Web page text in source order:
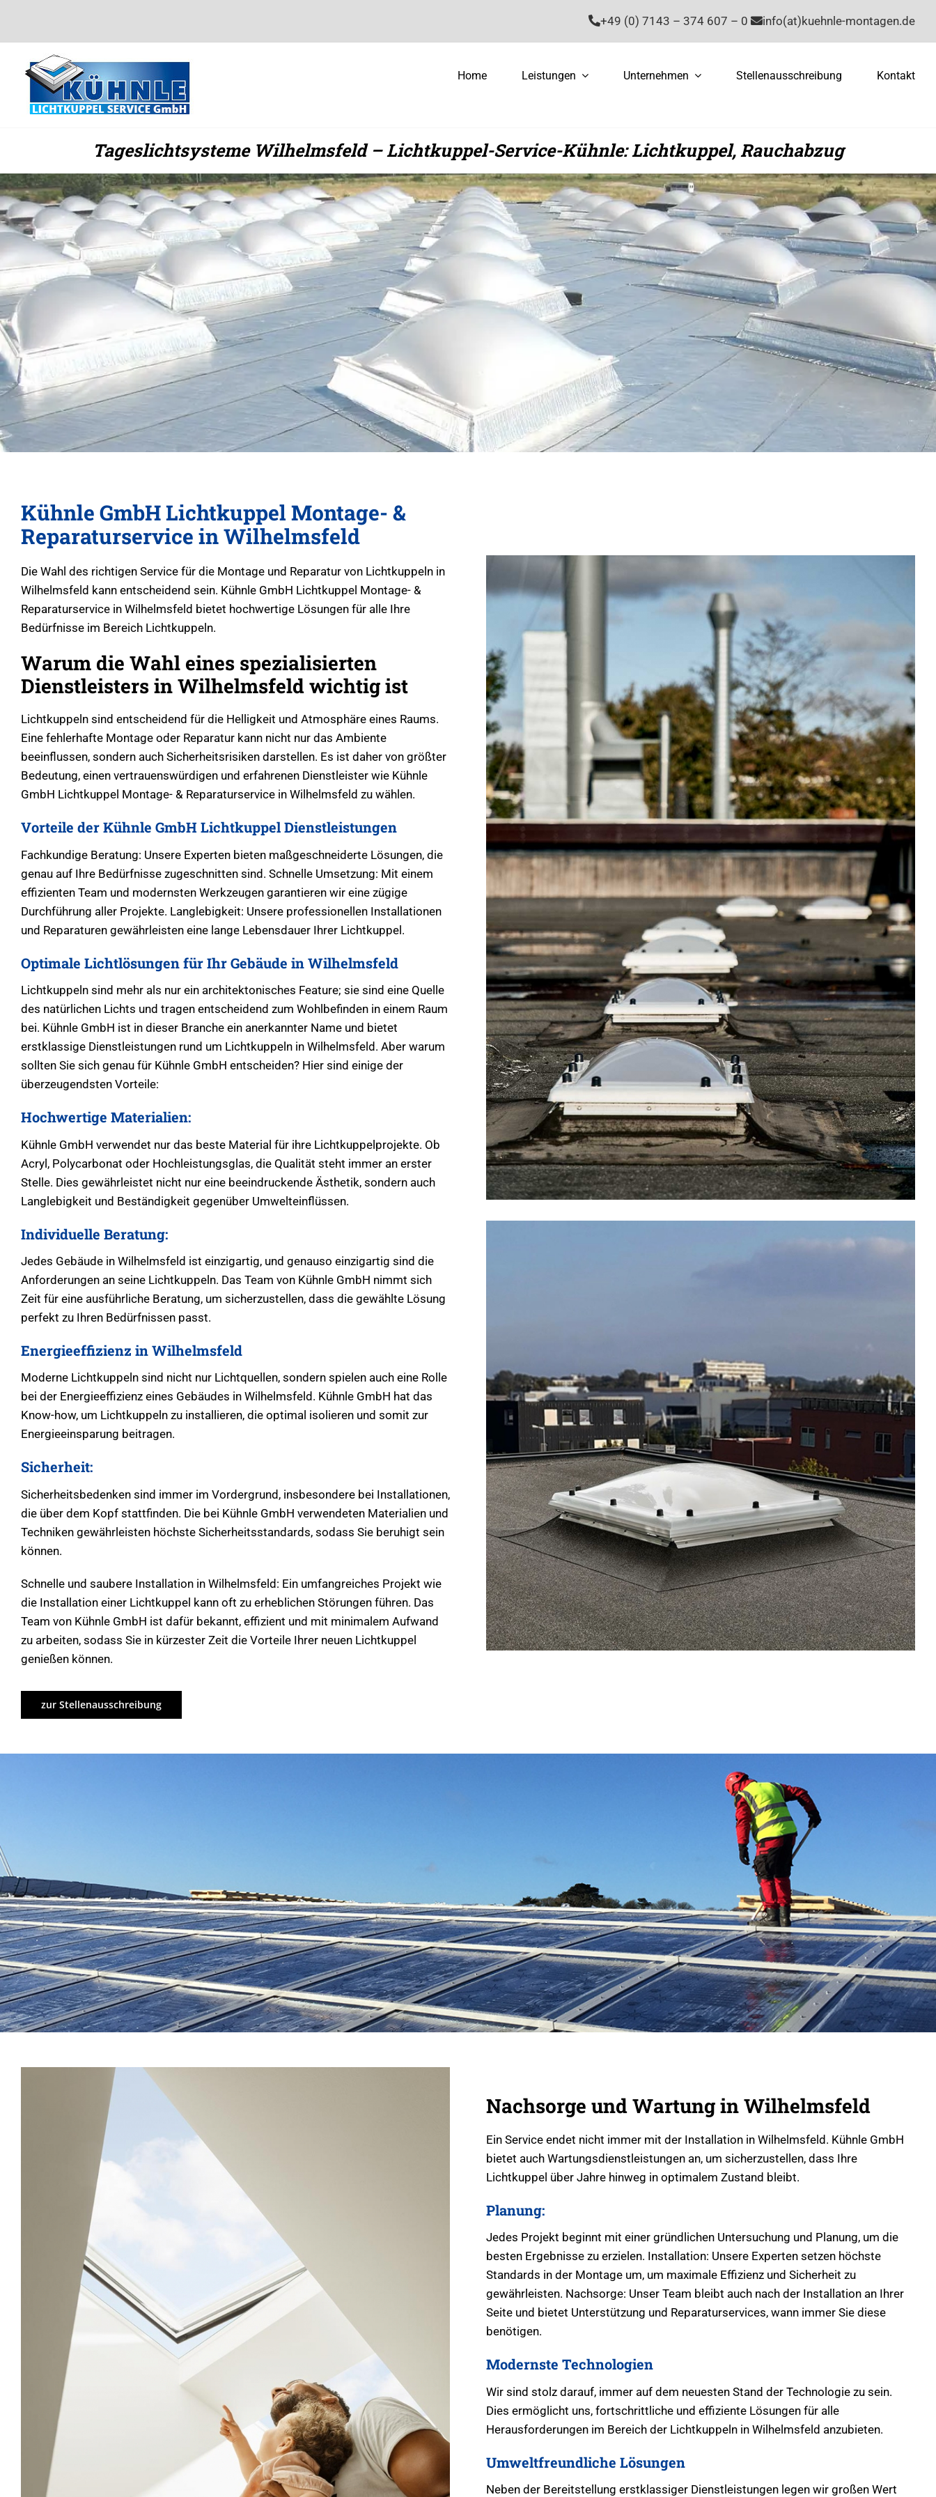
springen
+49 (0) 7143 – 374 607 – 0 info(at)kuehnle-montagen.de
Home Leistungen Unternehmen Stellenausschreibung Kontakt
Tageslichtsysteme Wilhelmsfeld – Lichtkuppel-Service-Kühnle: Lichtkuppel, Rauchabzug
Kühnle GmbH Lichtkuppel Montage- &
Reparaturservice in Wilhelmsfeld
Die Wahl des richtigen Service für die Montage und Reparatur von Lichtkuppeln in
Wilhelmsfeld kann entscheidend sein. Kühnle GmbH Lichtkuppel Montage- &
Reparaturservice in Wilhelmsfeld bietet hochwertige Lösungen für alle Ihre
Bedürfnisse im Bereich Lichtkuppeln.
Warum die Wahl eines spezialisierten
Dienstleisters in Wilhelmsfeld wichtig ist
Lichtkuppeln sind entscheidend für die Helligkeit und Atmosphäre eines Raums.
Eine fehlerhafte Montage oder Reparatur kann nicht nur das Ambiente
beeinflussen, sondern auch Sicherheitsrisiken darstellen. Es ist daher von größter
Bedeutung, einen vertrauenswürdigen und erfahrenen Dienstleister wie Kühnle
GmbH Lichtkuppel Montage- & Reparaturservice in Wilhelmsfeld zu wählen.
Vorteile der Kühnle GmbH Lichtkuppel Dienstleistungen
Fachkundige Beratung: Unsere Experten bieten maßgeschneiderte Lösungen, die
genau auf Ihre Bedürfnisse zugeschnitten sind. Schnelle Umsetzung: Mit einem
effizienten Team und modernsten Werkzeugen garantieren wir eine zügige
Durchführung aller Projekte. Langlebigkeit: Unsere professionellen Installationen
und Reparaturen gewährleisten eine lange Lebensdauer Ihrer Lichtkuppel.
Optimale Lichtlösungen für Ihr Gebäude in Wilhelmsfeld
Lichtkuppeln sind mehr als nur ein architektonisches Feature; sie sind eine Quelle
des natürlichen Lichts und tragen entscheidend zum Wohlbefinden in einem Raum
bei. Kühnle GmbH ist in dieser Branche ein anerkannter Name und bietet
erstklassige Dienstleistungen rund um Lichtkuppeln in Wilhelmsfeld. Aber warum
sollten Sie sich genau für Kühnle GmbH entscheiden? Hier sind einige der
überzeugendsten Vorteile:
Hochwertige Materialien:
Kühnle GmbH verwendet nur das beste Material für ihre Lichtkuppelprojekte. Ob
Acryl, Polycarbonat oder Hochleistungsglas, die Qualität steht immer an erster
Stelle. Dies gewährleistet nicht nur eine beeindruckende Ästhetik, sondern auch
Langlebigkeit und Beständigkeit gegenüber Umwelteinflüssen.
Individuelle Beratung:
Jedes Gebäude in Wilhelmsfeld ist einzigartig, und genauso einzigartig sind die
Anforderungen an seine Lichtkuppeln. Das Team von Kühnle GmbH nimmt sich
Zeit für eine ausführliche Beratung, um sicherzustellen, dass die gewählte Lösung
perfekt zu Ihren Bedürfnissen passt.
Energieeffizienz in Wilhelmsfeld
Moderne Lichtkuppeln sind nicht nur Lichtquellen, sondern spielen auch eine Rolle
bei der Energieeffizienz eines Gebäudes in Wilhelmsfeld. Kühnle GmbH hat das
Know-how, um Lichtkuppeln zu installieren, die optimal isolieren und somit zur
Energieeinsparung beitragen.
Sicherheit:
Sicherheitsbedenken sind immer im Vordergrund, insbesondere bei Installationen,
die über dem Kopf stattfinden. Die bei Kühnle GmbH verwendeten Materialien und
Techniken gewährleisten höchste Sicherheitsstandards, sodass Sie beruhigt sein
können.
Schnelle und saubere Installation in Wilhelmsfeld: Ein umfangreiches Projekt wie
die Installation einer Lichtkuppel kann oft zu erheblichen Störungen führen. Das
Team von Kühnle GmbH ist dafür bekannt, effizient und mit minimalem Aufwand
zu arbeiten, sodass Sie in kürzester Zeit die Vorteile Ihrer neuen Lichtkuppel
genießen können.
zur Stellenausschreibung
Nachsorge und Wartung in Wilhelmsfeld
Ein Service endet nicht immer mit der Installation in Wilhelmsfeld. Kühnle GmbH
bietet auch Wartungsdienstleistungen an, um sicherzustellen, dass Ihre
Lichtkuppel über Jahre hinweg in optimalem Zustand bleibt.
Planung:
Jedes Projekt beginnt mit einer gründlichen Untersuchung und Planung, um die
besten Ergebnisse zu erzielen. Installation: Unsere Experten setzen höchste
Standards in der Montage um, um maximale Effizienz und Sicherheit zu
gewährleisten. Nachsorge: Unser Team bleibt auch nach der Installation an Ihrer
Seite und bietet Unterstützung und Reparaturservices, wann immer Sie diese
benötigen.
Modernste Technologien
Wir sind stolz darauf, immer auf dem neuesten Stand der Technologie zu sein.
Dies ermöglicht uns, fortschrittliche und effiziente Lösungen für alle
Herausforderungen im Bereich der Lichtkuppeln in Wilhelmsfeld anzubieten.
Umweltfreundliche Lösungen
Neben der Bereitstellung erstklassiger Dienstleistungen legen wir großen Wert